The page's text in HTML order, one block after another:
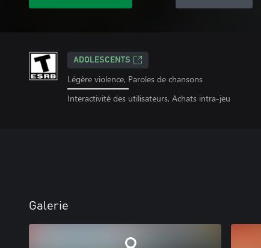
ADOLESCENTS
Légère violence, Paroles de chansons
Interactivité des utilisateurs, Achats intra-jeu
Galerie